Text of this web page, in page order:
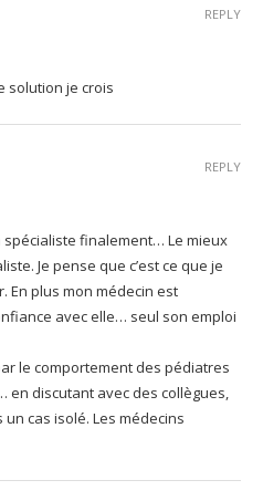
solution je crois
REPLY
finalement… Le mieux
Je pense que c’est ce que je
En plus mon médecin est
avec elle… seul son emploi
le comportement des pédiatres
discutant avec des collègues,
un cas isolé. Les médecins
REPLY